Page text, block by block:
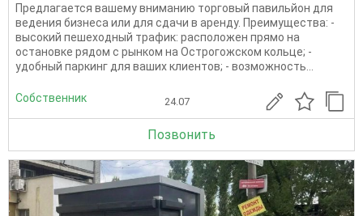
Предлагается вашему вниманию торговый павильйон для
ведения бизнеса или для сдачи в аренду. Преимущества: -
высокий пешеходный трафик: расположен прямо на
остановке рядом с рынком на Острогожском кольце; -
удобный паркинг для ваших клиентов; - возможность...
Собственник 24.07
Позвонить